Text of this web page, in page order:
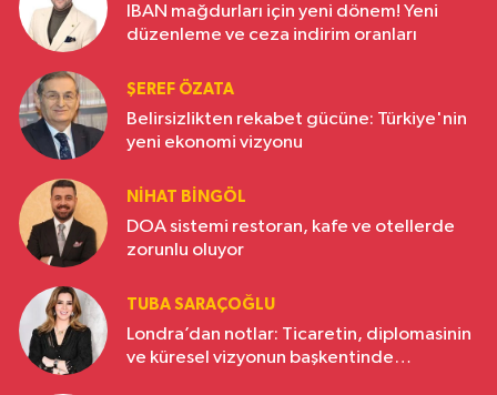
IBAN mağdurları için yeni dönem! Yeni
düzenleme ve ceza indirim oranları
ŞEREF ÖZATA
Belirsizlikten rekabet gücüne: Türkiye'nin
yeni ekonomi vizyonu
NIHAT BINGÖL
DOA sistemi restoran, kafe ve otellerde
zorunlu oluyor
TUBA SARAÇOĞLU
Londra’dan notlar: Ticaretin, diplomasinin
ve küresel vizyonun başkentinde